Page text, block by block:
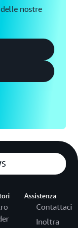
Ontarionostre
Assistenza
Contattaci
Inoltra